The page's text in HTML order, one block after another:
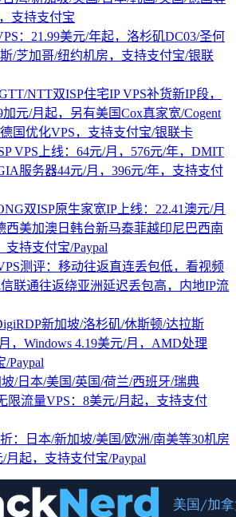
支持支付宝
：21.99美元/年起，洛杉矶DC03/圣何
/芝加哥/纽约机房，支持支付宝/银联
NTT双ISP住宅IP VPS补货新IP段，
元/月起，另有美国Cox真家宽/Cogent
国优化VPS，支持支付宝/银联卡
VPS上线：64元/月，576元/年，DMIT
服务器44元/月，396元/年，支持支付
双ISP原生家宽IP上线：22.41澳元/月
西美加澳日韩台新马泰菲越印尼巴西南
支持支付宝/Paypal
测评：移动往返直连丢包低，看视频
联通往返绕亚洲延迟丢包高，内地IP流
新加坡/洛杉矶/休斯顿/达拉斯
，Windows 4.19美元/月，AMD处理
Paypal
/日本/美国/英国/荷兰/西班牙/瑞典
限流量VPS：8美元/月起，支持支付
：日本/新加坡/美国/欧洲/南美等30机房
月起，支持支付宝/Paypal